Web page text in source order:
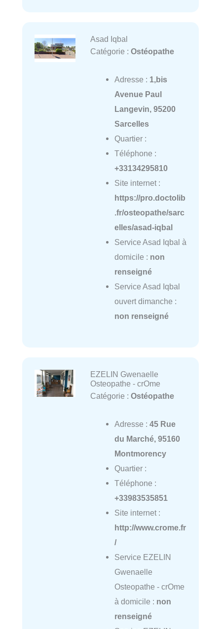
Asad Iqbal
Catégorie : Ostéopathe
Adresse : 1,bis
Avenue Paul
Langevin, 95200
Sarcelles
Quartier :
Téléphone :
+33134295810
Site internet :
https://pro.doctolib
.fr/osteopathe/sarc
elles/asad-iqbal
Service Asad Iqbal à
domicile : non
renseigné
Service Asad Iqbal
ouvert dimanche :
non renseigné
EZELIN Gwenaelle
Osteopathe - crOme
Catégorie : Ostéopathe
Adresse : 45 Rue
du Marché, 95160
Montmorency
Quartier :
Téléphone :
+33983535851
Site internet :
http://www.crome.fr
/
Service EZELIN
Gwenaelle
Osteopathe - crOme
à domicile : non
renseigné